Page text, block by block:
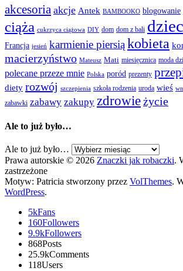
akcesoria akcje Antek BAMBOOKO blogowanie
ciąża cukrzyca ciążowa DIY dom dom z bali
Francja jesień karmienie piersiąkobieta
macierzyństwo Mateusz Mati miesięcznica moda
polecane przeze mnie Polska poród prezenty
diety rozwój szczepienia szkoła rodzenia uroda wieś
zabawki zabawy zakupy zdrowieżycie
Ale to już było…
Ale to już było…
Prawa autorskie © 2026 Znaczki jak robaczki.
zastrzeżone
Motyw: Patricia stworzony przez VolThemes.
WordPress.
5kFans
160Followers
9.9kFollowers
868Posts
25.9kComments
118Users